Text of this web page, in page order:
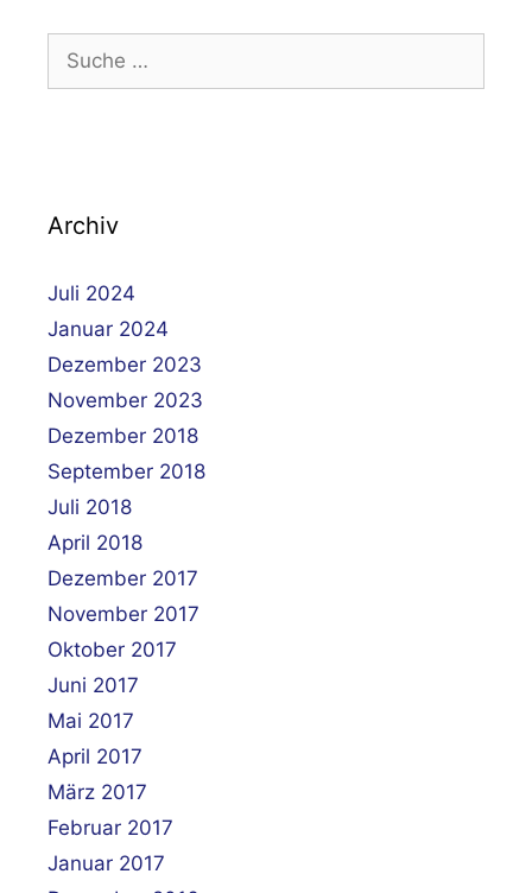
nach:
Archiv
Juli 2024
Januar 2024
Dezember 2023
November 2023
Dezember 2018
September 2018
Juli 2018
April 2018
Dezember 2017
November 2017
Oktober 2017
Juni 2017
Mai 2017
April 2017
März 2017
Februar 2017
Januar 2017